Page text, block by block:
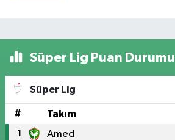
Süper Lig Puan Durumu
Süper Lig
# Takım
1 Amed